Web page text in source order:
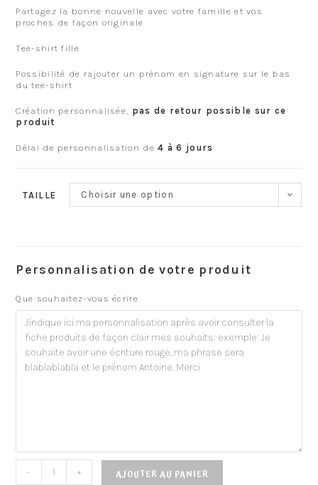
Partagez la bonne nouvelle avec votre famille et vos
proches de façon originale
Tee-shirt fille
Possibilité de rajouter un prénom en signature sur le bas
du tee-shirt
Création personnalisée, pas de retour possible sur ce
produit
Délai de personnalisation de4 à 6 jours
TAILLE Choisir une option
Personnalisation de votre produit
Que souhaitez-vous écrire
- + AJOUTER AU PANIER